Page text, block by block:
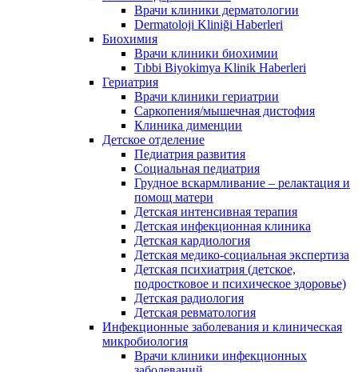
Врачи клиники дерматологии
Dermatoloji Kliniği Haberleri
Биохимия
Врачи клиники биохимии
Tıbbi Biyokimya Klinik Haberleri
Гериатрия
Врачи клиники гериатрии
Саркопения/мышечная дистофия
Клиника дименции
Детское отделение
Педиатрия развития
Социальная педиатрия
Грудное вскармливание – релактация и
помощ матери
Детская интенсивная терапия
Детская инфекционная клиника
Детская кардиология
Детская медико-социальная экспертиза
Детская психиатрия (детское,
подростковое и психическое здоровье)
Детская радиология
Детская ревматология
Инфекционные заболевания и клиническая
микробиология
Врачи клиники инфекционных